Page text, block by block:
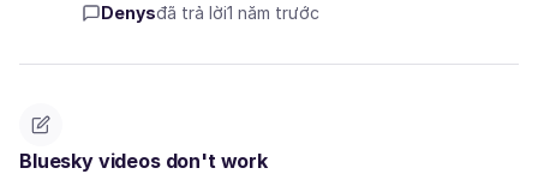
Denysđã trả lời1 năm trước
Bluesky videos don't work